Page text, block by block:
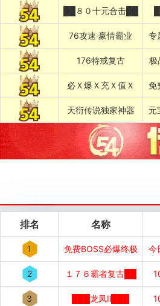
██８０十元合击██
76攻速·豪情霸业 专
176特戒复古 极
必Ｘ爆Ｘ充Ｘ值Ｘ 免
天衍传说独家神器 元
排名 名称
1 免费BOSS必爆终极 今
2 １７６霸者复古██
3 ███龙凤Ⅱ███